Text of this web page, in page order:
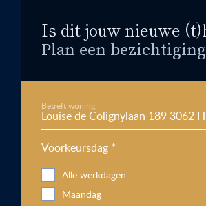
Is dit jouw nieuwe
Plan een bezichtiging
Betreft woning:
Voorkeursdag *
Alle werkdagen
Maandag